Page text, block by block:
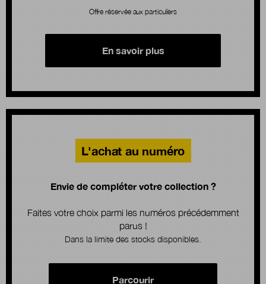
Offre réservée aux particuliers
En savoir plus
L'achat au numéro
Envie de compléter votre collection ?
Faites votre choix parmi les numéros précédemment
parus !
Dans la limite des stocks disponibles.
Parcourir